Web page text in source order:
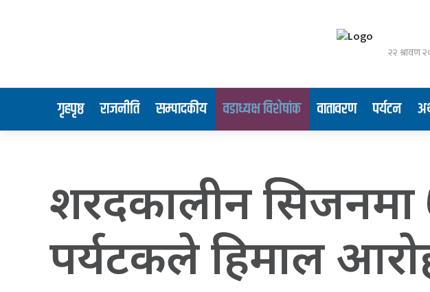
२२ श्रावण
गृहपृष्ठ राजनीति सम्पादकीय वडाध्यक्ष विशेषांक वातावरण पर्यटन
शरदकालीन सिजनमा
पर्यटकले हिमाल